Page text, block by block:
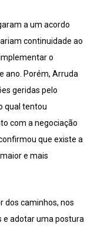
a um acordo
continuidade ao
o
ano. Porém, Arruda
geridas pelo
qual tentou
com a negociação
que existe a
e mais
dos caminhos, nos
e adotar uma postura